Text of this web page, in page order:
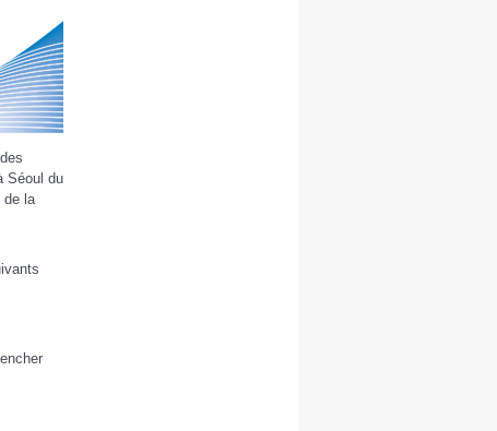
Séoul du
de la